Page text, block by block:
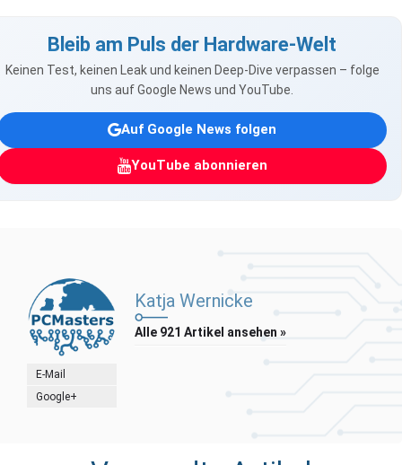
Bleib am Puls der Hardware-Welt
Keinen Test, keinen Leak und keinen Deep-Dive verpassen – folge
uns auf Google News und YouTube.
Auf Google News folgen
YouTube abonnieren
E-Mail
Google+
Katja Wernicke
Alle 921 Artikel ansehen »